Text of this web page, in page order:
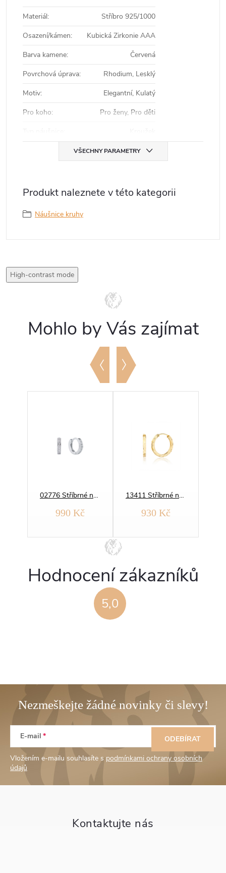
Materiál:
Stříbro 925/1000
Osazení/kámen:
Kubická Zirkonie AAA
Barva kamene:
Červená
Povrchová úprava:
Rhodium, Lesklý
Motiv:
Elegantní, Kulatý
Pro koho:
Pro ženy, Pro děti
VŠECHNY PARAMETRY
Produkt naleznete v této kategorii
Náušnice kruhy
High-contrast mode
Mohlo by Vás zajímat
02776 Stříbrné náušnice KRUHY 12 mm BÍLÁ
990 Kč
13411 Stříbrné náušnice BROUŠENÉ KRUHY 17 mm yellow
930 Kč
5,0
Hodnocení zákazníků
Z
p
E-mail
Vložením e-mailu souhlasíte s podmínkami ochrany osobních
údajů
ODEBÍRAT